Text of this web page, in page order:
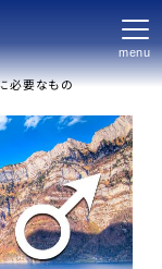
menu
必要なもの